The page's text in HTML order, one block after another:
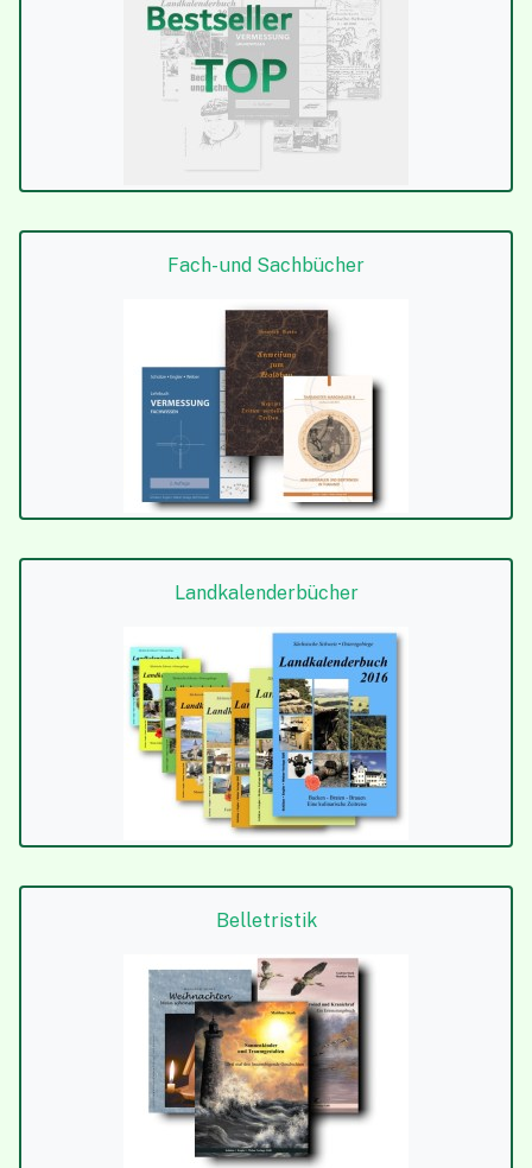
Fach- und Sachbücher
Landkalender­bücher
Belletristik